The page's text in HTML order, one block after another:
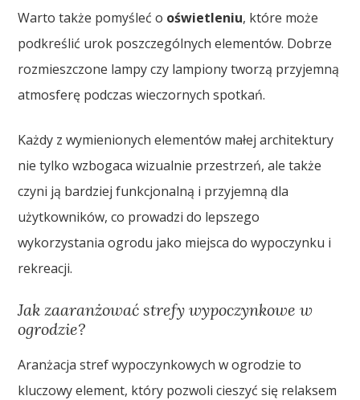
Warto także pomyśleć o oświetleniu, które może
podkreślić urok poszczególnych elementów. Dobrze
rozmieszczone lampy czy lampiony tworzą przyjemną
atmosferę podczas wieczornych spotkań.
Każdy z wymienionych elementów małej architektury
nie tylko wzbogaca wizualnie przestrzeń, ale także
czyni ją bardziej funkcjonalną i przyjemną dla
użytkowników, co prowadzi do lepszego
wykorzystania ogrodu jako miejsca do wypoczynku i
rekreacji.
Jak zaaranżować strefy wypoczynkowe w
ogrodzie?
Aranżacja stref wypoczynkowych w ogrodzie to
kluczowy element, który pozwoli cieszyć się relaksem